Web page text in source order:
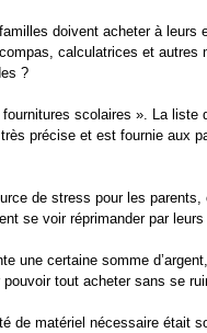
doivent acheter à leurs
calculatrices et autres
?
scolaires ». La liste
précise et est fournie aux
de stress pour les parents,
se voir réprimander par
une certaine somme
tout acheter sans se
de matériel nécessaire était